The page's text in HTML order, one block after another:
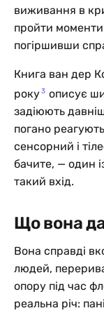
виживання в
пройти
погіршивши
Книга ван дер
року3 описує
задіюють
погано
сенсорний і
бачите, — один
такий вхід.
Що вона
Вона справді
людей,
опору під час
реальна річ: